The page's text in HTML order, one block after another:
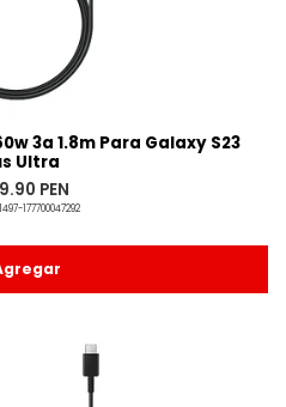
3a 1.8m Para Galaxy S23
Ultra
PEN
177700047292